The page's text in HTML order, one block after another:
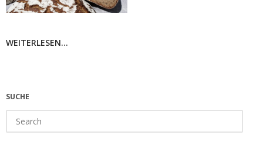
WEITERLESEN...
SUCHE
for: